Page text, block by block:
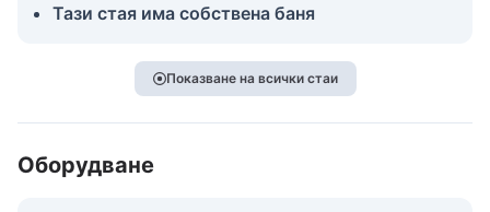
Тази стая има собствена баня
Показване на всички стаи
Оборудване